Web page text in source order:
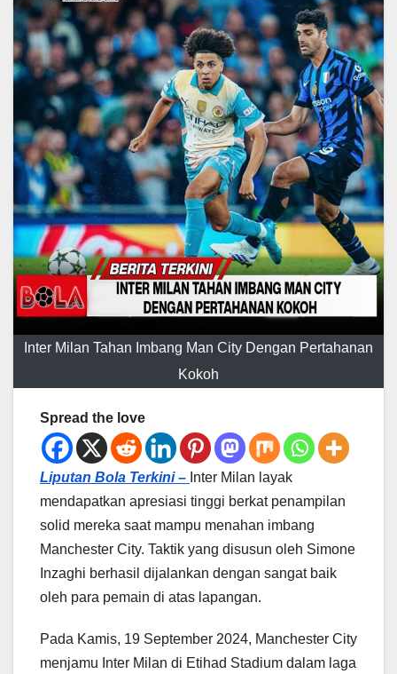
Inter Milan Tahan Imbang Man City Dengan Pertahanan
Kokoh
Spread the love
Liputan Bola Terkini – Inter Milan layak
mendapatkan apresiasi tinggi berkat penampilan
solid mereka saat mampu menahan imbang
Manchester City. Taktik yang disusun oleh Simone
Inzaghi berhasil dijalankan dengan sangat baik
oleh para pemain di atas lapangan.
Pada Kamis, 19 September 2024, Manchester City
menjamu Inter Milan di Etihad Stadium dalam laga